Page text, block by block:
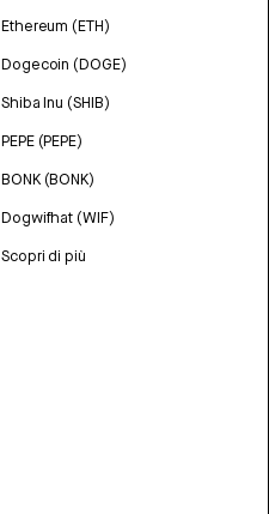
Ethereum (ETH)
Dogecoin (DOGE)
Shiba Inu (SHIB)
PEPE (PEPE)
BONK (BONK)
Dogwifhat (WIF)
Scopri di più